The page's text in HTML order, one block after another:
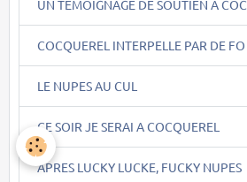
UN TEMOIGNAGE DE SOUTIEN A COC
COCQUEREL INTERPELLE PAR DE FO
LE NUPES AU CUL
CE SOIR JE SERAI A COCQUEREL
APRES LUCKY LUCKE, FUCKY NUPES